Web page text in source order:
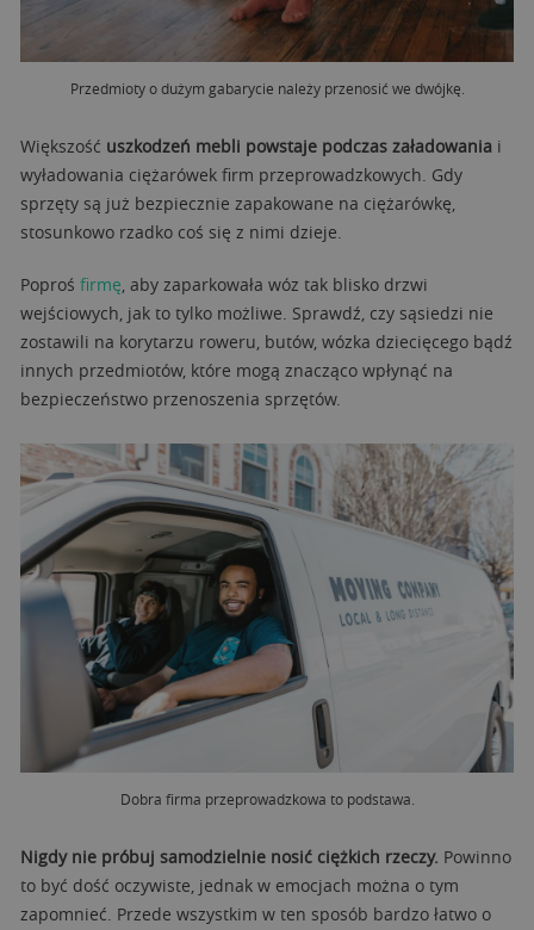
Przedmioty o dużym gabarycie należy przenosić we dwójkę.
Większość uszkodzeń mebli powstaje podczas załadowania i
wyładowania ciężarówek firm przeprowadzkowych. Gdy
sprzęty są już bezpiecznie zapakowane na ciężarówkę,
stosunkowo rzadko coś się z nimi dzieje.
Poproś firmę, aby zaparkowała wóz tak blisko drzwi
wejściowych, jak to tylko możliwe. Sprawdź, czy sąsiedzi nie
zostawili na korytarzu roweru, butów, wózka dziecięcego bądź
innych przedmiotów, które mogą znacząco wpłynąć na
bezpieczeństwo przenoszenia sprzętów.
Dobra firma przeprowadzkowa to podstawa.
Nigdy nie próbuj samodzielnie nosić ciężkich rzeczy. Powinno
to być dość oczywiste, jednak w emocjach można o tym
zapomnieć. Przede wszystkim w ten sposób bardzo łatwo o